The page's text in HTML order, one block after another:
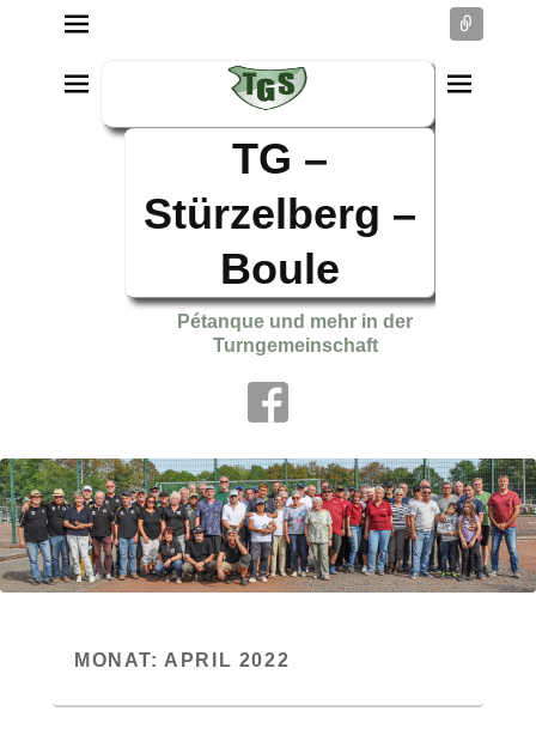
TG –
Stürzelberg –
Boule
Pétanque und mehr in der
Turngemeinschaft
MONAT: APRIL 2022